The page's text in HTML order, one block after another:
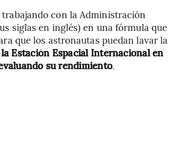
con la Administración
siglas en inglés) en una fórmula que
que los astronautas puedan lavar la
Estación Espacial Internacional en
su rendimiento.